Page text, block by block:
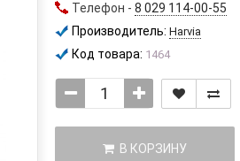
Телефон - 8 029 114-00-55
Производитель: Harvia
Код товара: 1464
В КОРЗИНУ